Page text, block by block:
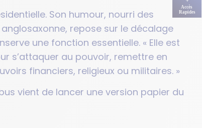
Son humour, nourri des
repose sur le décalage
une fonction essentielle. « Elle est
s’attaquer au pouvoir, remettre en
financiers, religieux ou militaires. »
vient de lancer une version papier du